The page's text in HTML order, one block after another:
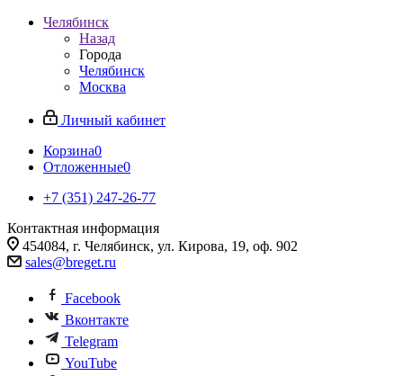
Челябинск
Назад
Города
Челябинск
Москва
Личный кабинет
Корзина0
Отложенные0
+7 (351) 247-26-77
Контактная информация
454084, г. Челябинск, ул. Кирова, 19, оф. 902
sales@breget.ru
Facebook
Вконтакте
Telegram
YouTube